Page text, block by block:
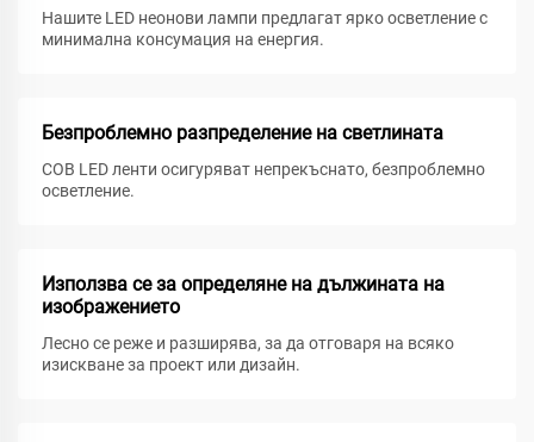
Нашите LED неонови лампи предлагат ярко осветление с
минимална консумация на енергия.
Безпроблемно разпределение на светлината
COB LED ленти осигуряват непрекъснато, безпроблемно
осветление.
Използва се за определяне на дължината на
изображението
Лесно се реже и разширява, за да отговаря на всяко
изискване за проект или дизайн.